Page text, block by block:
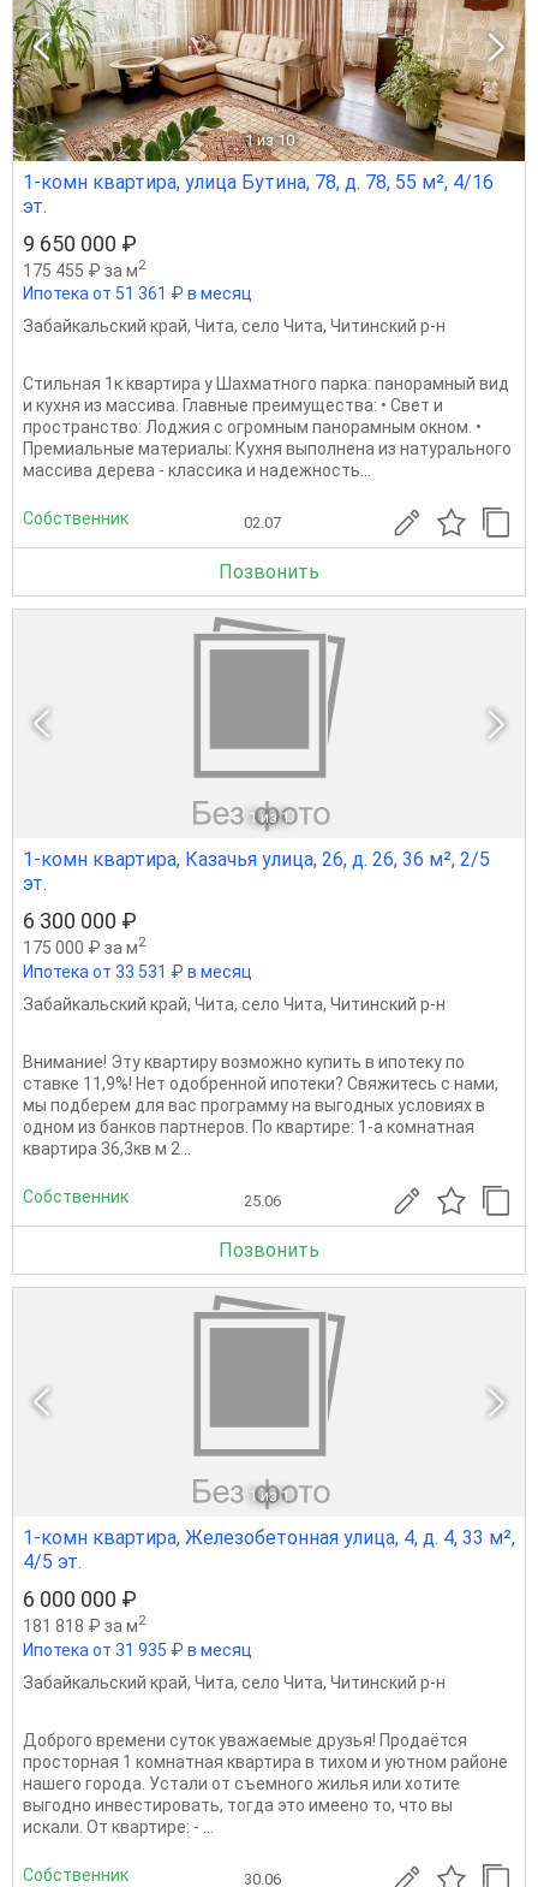
1 из 10
1-комн квартира, улица Бутина, 78, д. 78, 55 м², 4/16
эт.
9 650 000 ₽
175 455 ₽ за м2
Ипотека от 51 361 ₽ в месяц
Забайкальский край, Чита, село Чита, Читинский р-н
Стильная 1к квартира у Шахматного парка: панорамный вид
и кухня из массива. Главные преимущества: • Свет и
пространство: Лоджия с огромным панорамным окном. •
Премиальные материалы: Кухня выполнена из натурального
массива дерева - классика и надежность...
Собственник 02.07
Позвонить
1 из 1
1-комн квартира, Казачья улица, 26, д. 26, 36 м², 2/5
эт.
6 300 000 ₽
175 000 ₽ за м2
Ипотека от 33 531 ₽ в месяц
Забайкальский край, Чита, село Чита, Читинский р-н
Внимание! Эту квартиру возможно купить в ипотеку по
ставке 11,9%! Нет одобренной ипотеки? Свяжитесь с нами,
мы подберем для вас программу на выгодных условиях в
одном из банков партнеров. По квартире: 1-а комнатная
квартира 36,3кв м 2...
Собственник 25.06
Позвонить
1 из 1
1-комн квартира, Железобетонная улица, 4, д. 4, 33 м²,
4/5 эт.
6 000 000 ₽
181 818 ₽ за м2
Ипотека от 31 935 ₽ в месяц
Забайкальский край, Чита, село Чита, Читинский р-н
Доброго времени суток уважаемые друзья! Продаётся
просторная 1 комнатная квартира в тихом и уютном районе
нашего города. Устали от съемного жилья или хотите
выгодно инвестировать, тогда это имеено то, что вы
искали. От квартире: - ...
Собственник 30.06